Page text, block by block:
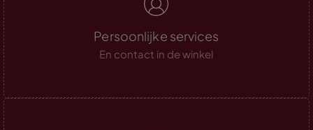
Persoonlijke services
En contact in de winkel